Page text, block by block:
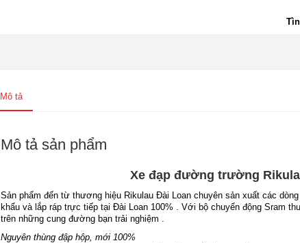
Mô tả
Mô tả sản phẩm
Xe đạp đường trường
Sản phẩm đến từ thương hiệu Rikulau Đài Loan chuyên sản xuất các
khẩu và lắp ráp trực tiếp tại Đài Loan 100% . Với bộ chuyển động Sram
trên những cung đường bạn trải nghiệm .
Nguyên thùng đập hộp, mới 100%